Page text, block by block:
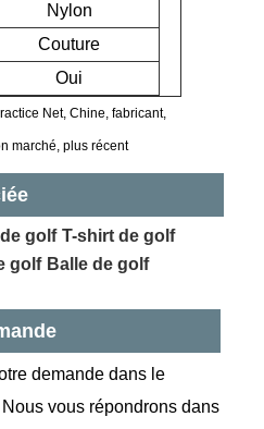
Nylon
Couture
Oui
Net, Chine, fabricant,
marché, plus récent
golf T-shirt de golf
golf Balle de golf
demande dans le
vous répondrons dans